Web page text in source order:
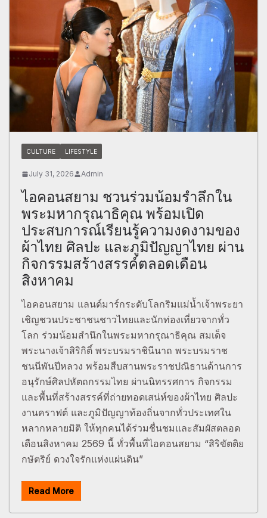
CULTURE LIFESTYLE
July 31, 2026 Admin
ไอคอนสยาม ชวนร่วมน้อมรำลึกใน
พระมหากรุณาธิคุณ พร้อมเปิด
ประสบการณ์เรียนรู้ความงดงามของ
ผ้าไทย ศิลปะ และภูมิปัญญาไทย ผ่าน
กิจกรรมสร้างสรรค์ตลอดเดือน
สิงหาคม
ไอคอนสยาม แลนด์มาร์กระดับโลกริมแม่น้ำเจ้าพระยา
เชิญชวนประชาชนชาวไทยและนักท่องเที่ยวจากทั่ว
โลก ร่วมน้อมสำนึกในพระมหากรุณาธิคุณ สมเด็จ
พระนางเจ้าสิริกิติ์ พระบรมราชินีนาถ พระบรมราช
ชนนีพันปีหลวง พร้อมสืบสานพระราชปณิธานด้านการ
อนุรักษ์ศิลปหัตถกรรมไทย ผ่านนิทรรศการ กิจกรรม
และพื้นที่สร้างสรรค์ที่ถ่ายทอดเสน่ห์ของผ้าไทย ศิลปะ
งานคราฟต์ และภูมิปัญญาท้องถิ่นจากทั่วประเทศใน
หลากหลายมิติ ให้ทุกคนได้ร่วมชื่นชมและสัมผัสตลอด
เดือนสิงหาคม 2569 นี้ ทั่วพื้นที่ไอคอนสยาม “สิริขัตติย
กษัตริย์ ดวงใจรักแห่งแผ่นดิน”
Read More